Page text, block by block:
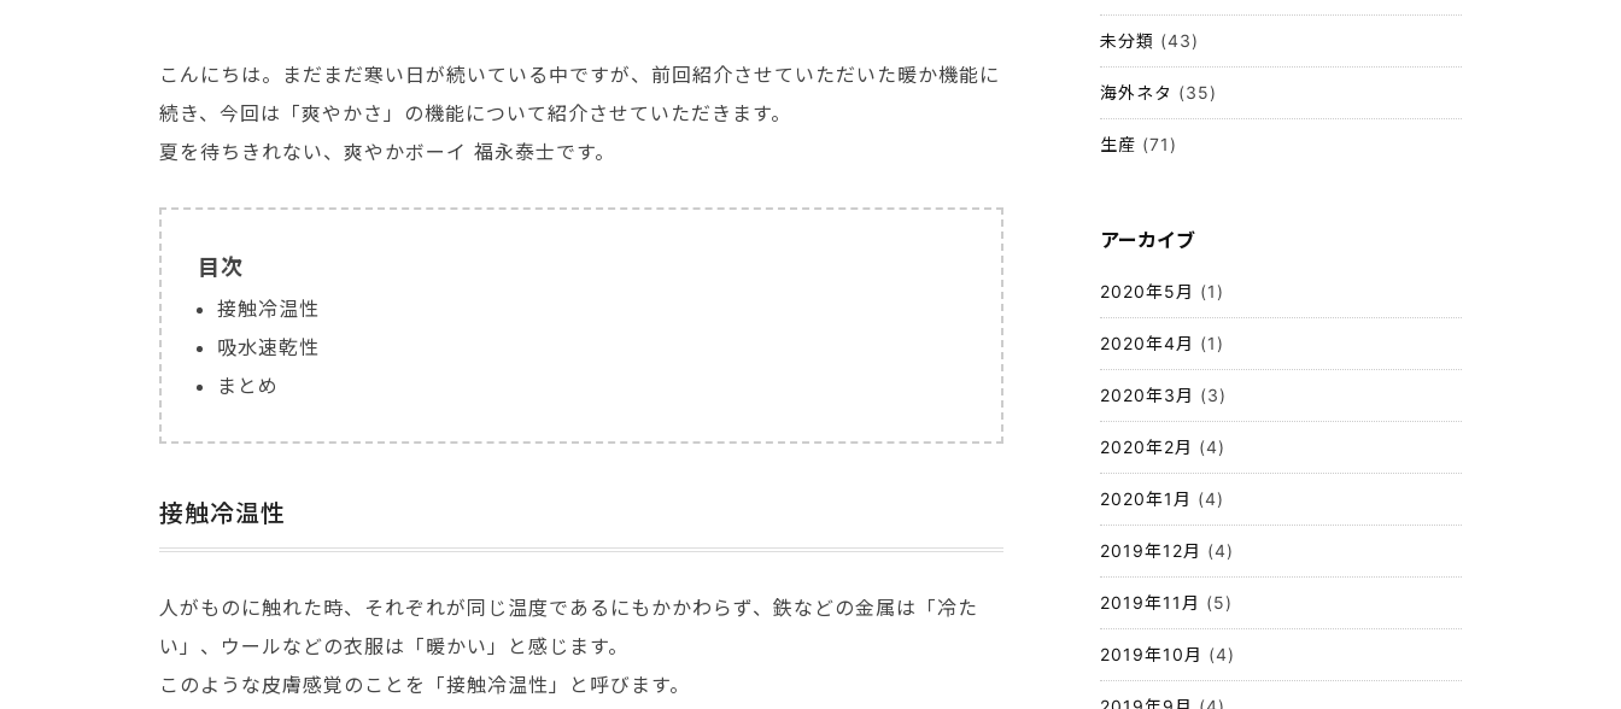
こんにちは。まだまだ寒い日が続いている中ですが、前回紹介させていただいた暖か機能に
続き、今回は「爽やかさ」の機能について紹介させていただきます。
夏を待ちきれない、爽やかボーイ 福永泰士です。
目次
接触冷温性
吸水速乾性
まとめ
接触冷温性
人がものに触れた時、それぞれが同じ温度であるにもかかわらず、鉄などの金属は「冷た
い」、ウールなどの衣服は「暖かい」と感じます。
このような皮膚感覚のことを「接触冷温性」と呼びます。
未分類 (43)
海外ネタ (35)
生産 (71)
アーカイブ
2020年5月 (1)
2020年4月 (1)
2020年3月 (3)
2020年2月 (4)
2020年1月 (4)
2019年12月 (4)
2019年11月 (5)
2019年10月 (4)